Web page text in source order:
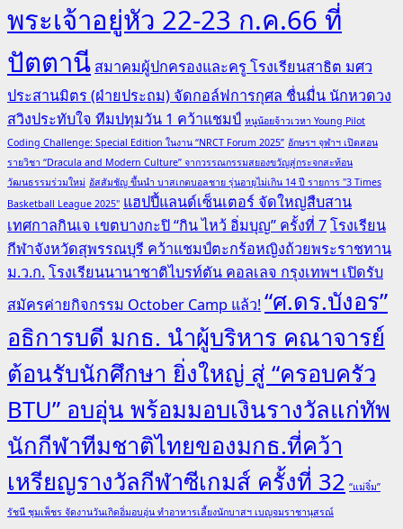
พระเจ้าอยู่หัว 22-23 ก.ค.66 ที่
ปัตตานี สมาคมผู้ปกครองและครู โรงเรียนสาธิต มศว
ประสานมิตร (ฝ่ายประถม) จัดกอล์ฟการกุศล ชื่นมื่น นักหวดวง
สวิงประทับใจ ทีมปทุมวัน 1 คว้าแชมป์ หนูน้อยจ้าวเวหา Young Pilot
Coding Challenge: Special Edition ในงาน “NRCT Forum 2025” อักษรฯ จุฬาฯ เปิดสอน
รายวิชา “Dracula and Modern Culture” จากวรรณกรรมสยองขวัญสู่กระจกสะท้อน
วัฒนธรรมร่วมใหม่ อัสสัมชัญ ขึ้นนำ บาสเกตบอลชาย รุ่นอายุไม่เกิน 14 ปี รายการ "3 Times
Basketball League 2025" แฮปปี้แลนด์เซ็นเตอร์ จัดใหญ่สืบสาน
เทศกาลกินเจ เขตบางกะปิ “กิน ไหว้ อิ่มบุญ” ครั้งที่ 7โรงเรียน
กีฬาจังหวัดสุพรรณบุรี คว้าแชมป์ตะกร้อหญิงถ้วยพระราชทาน
ม.ว.ก.โรงเรียนนานาชาติไบรท์ตัน คอลเลจ กรุงเทพฯ เปิดรับ
สมัครค่ายกิจกรรม October Camp แล้ว!“ศ.ดร.บังอร”
อธิการบดี มกธ. นำผู้บริหาร คณาจารย์
ต้อนรับนักศึกษา ยิ่งใหญ่ สู่ “ครอบครัว
BTU” อบอุ่น พร้อมมอบเงินรางวัลแก่ทัพ
นักกีฬาทีมชาติไทยของมกธ.ที่คว้า
เหรียญรางวัลกีฬาซีเกมส์ ครั้งที่ 32 “แม่จิ๋ม”
รัชนี ชุมเพ็ชร จัดงานวันเกิดอิ่มอบอุ่น ทำอาหารเลี้ยงนักบาสฯ เบญจมราชานุสรณ์